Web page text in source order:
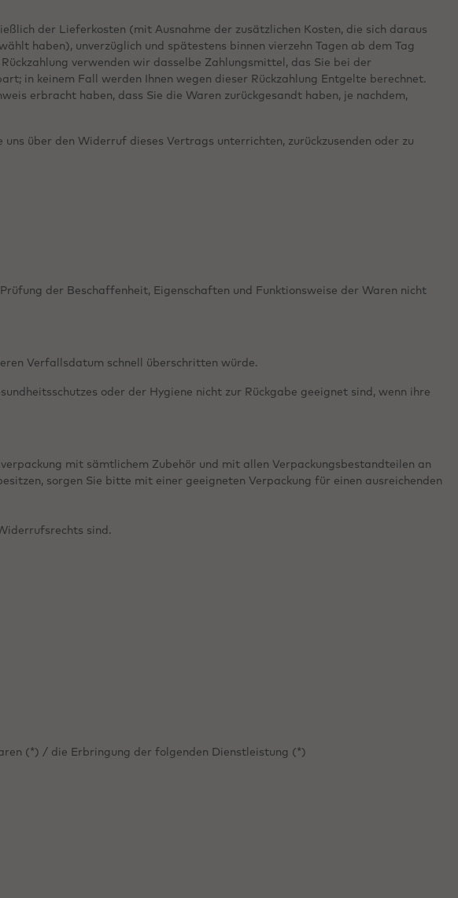
der Lieferkosten (mit Ausnahme der zusätzlichen Kosten, die sich daraus
haben), unverzüglich und spätestens binnen vierzehn Tagen ab dem Tag
verwenden wir dasselbe Zahlungsmittel, das Sie bei der
in keinem Fall werden Ihnen wegen dieser Rückzahlung Entgelte berechnet.
erbracht haben, dass Sie die Waren zurückgesandt haben, je nachdem,
über den Widerruf dieses Vertrags unterrichten, zurückzusenden oder zu
der Beschaffenheit, Eigenschaften und Funktionsweise der Waren nicht
Verfallsdatum schnell überschritten würde.
oder der Hygiene nicht zur Rückgabe geeignet sind, wenn ihre
mit sämtlichem Zubehör und mit allen Verpackungsbestandteilen an
sorgen Sie bitte mit einer geeigneten Verpackung für einen ausreichenden
sind.
(*) / die Erbringung der folgenden Dienstleistung (*)